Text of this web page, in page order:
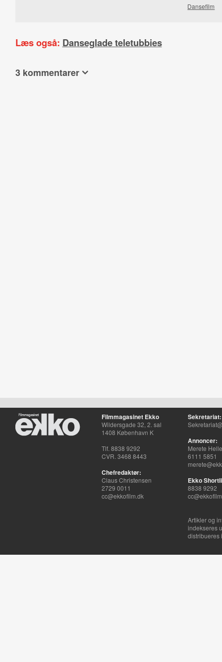
Dansefilm
Læs også: Danseglade teletubbies
3 kommentarer
Filmmagasinet Ekko
Wildersgade 32, 2. sal
1408 København K
Tlf. 8838 9292
CVR. 3468 8443
Chefredaktør:
Claus Christensen
2729 0011
cc@ekkofilm.dk
Sekretariat:
Annoncer:
Merete
6111 5851
Ekko
8838 9292
Artikler og
indekseres
distribueres